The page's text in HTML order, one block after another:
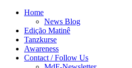
Home
News Blog
Edição Matinê
Tanzkurse
Awareness
Contact / Follow Us